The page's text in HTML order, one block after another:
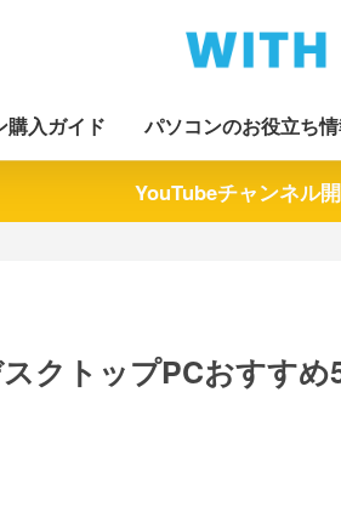
購入ガイド パソコンのお役立ち
YouTubeチャンネル
クトップPCおすすめ